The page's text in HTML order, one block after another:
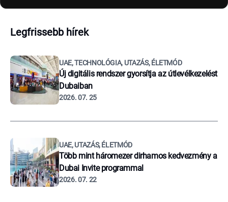
Legfrissebb hírek
UAE, TECHNOLÓGIA, UTAZÁS, ÉLETMÓD
Új digitális rendszer gyorsítja az útlevélkezelést
Dubaiban
2026. 07. 25
UAE, UTAZÁS, ÉLETMÓD
Több mint háromezer dirhamos kedvezmény a
Dubai Invite programmal
2026. 07. 22